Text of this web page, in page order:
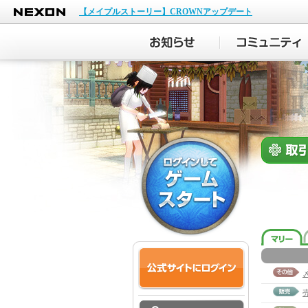
NEXON
【メイプルストーリー】CROWNアップデート